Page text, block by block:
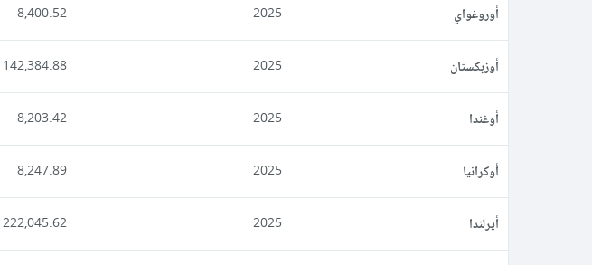
أوروغواي 2025
8,400.52
أوزبكستان 2025
142,384.88
أوغندا 2025
8,203.42
أوكرانيا 2025
8,247.89
أيرلندا 2025
222,045.62